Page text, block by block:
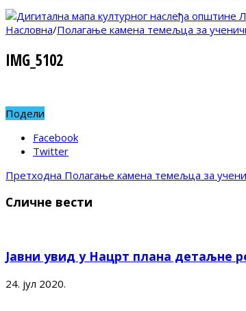
Насловна/Полагање камена темељца за
IMG_5102
Подели
Facebook
Twitter
Претходна Полагање камена темељца за
Сличне вести
Јавни увид у Нацрт плана детаљне
24. јул 2020.